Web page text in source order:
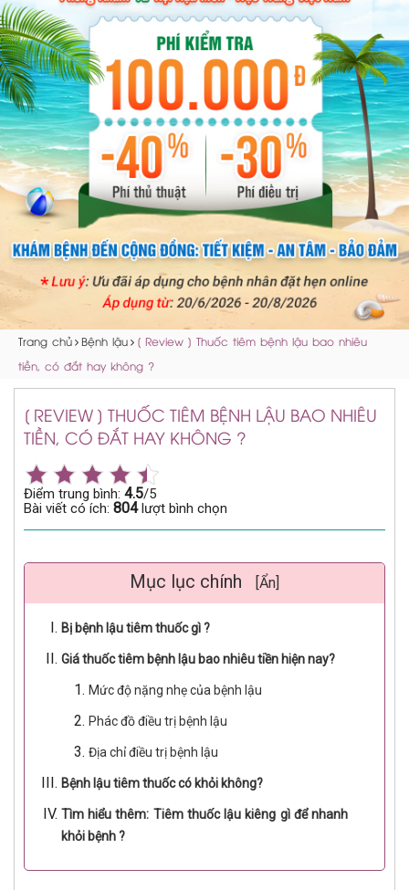
Trang chủ Bệnh lậu
[ Review ] Thuốc tiêm bệnh lậu bao nhiêu
tiền, có đắt hay không ?
[ REVIEW ] THUỐC TIÊM BỆNH LẬU BAO NHIÊU
TIỀN, CÓ ĐẮT HAY KHÔNG ?
Điểm trung bình: 4.5/5
Bài viết có ích: 804lượt bình chọn
Mục lục chính [Ẩn]
Bị bệnh lậu tiêm thuốc gì ?
Giá thuốc tiêm bệnh lậu bao nhiêu tiền hiện nay?
Mức độ nặng nhẹ của bệnh lậu
Phác đồ điều trị bệnh lậu
Địa chỉ điều trị bệnh lậu
Bệnh lậu tiêm thuốc có khỏi không?
Tìm hiểu thêm: Tiêm thuốc lậu kiêng gì để nhanh
khỏi bệnh ?